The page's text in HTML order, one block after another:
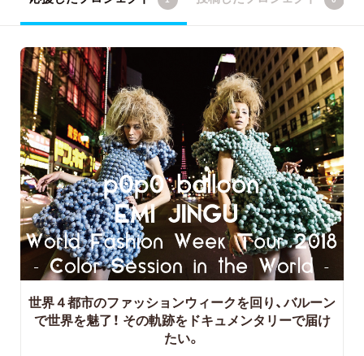
世界４都市のファッションウィークを回り、バルーン
で世界を魅了！ その軌跡をドキュメンタリーで届け
たい。